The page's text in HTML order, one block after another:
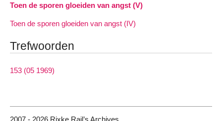
Toen de sporen gloeiden van angst (V)
Toen de sporen gloeiden van angst (IV)
Trefwoorden
153 (05 1969)
2007 - 2026 Rixke Rail’s Archives